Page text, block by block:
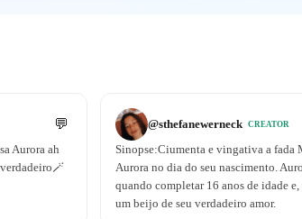
💬
Aurora ah
@sthefanewerneck CREATOR
Sinopse:Ciumenta e vingativa a fada
Aurora no dia do seu nascimento.
quando completar 16 anos de idade
um beijo de seu verdadeiro amor.